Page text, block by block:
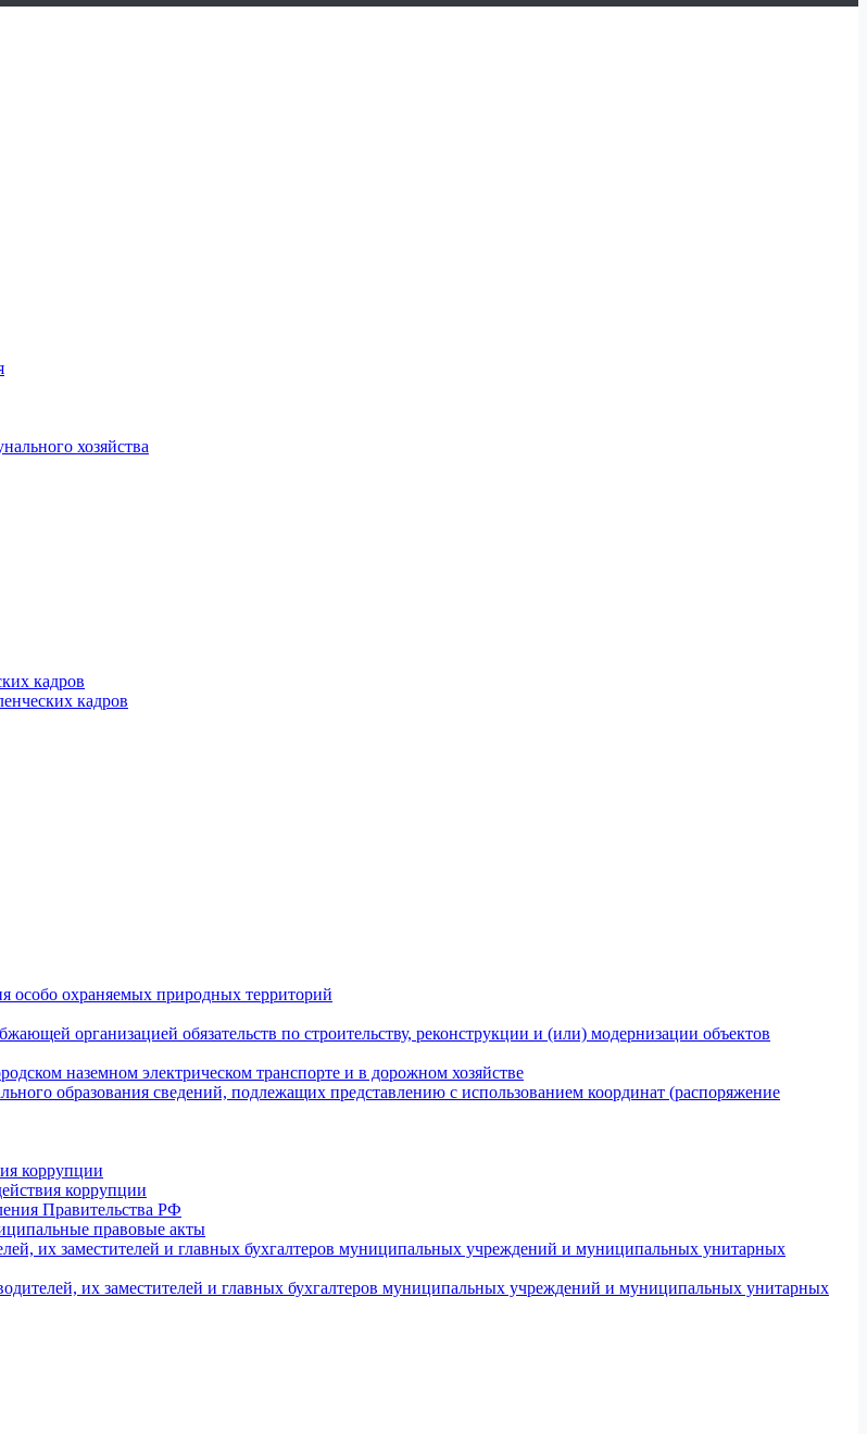
хозяйства
кадров
кадров
особо охраняемых природных территорий
организацией обязательств по строительству, реконструкции и (или) модернизации объектов
наземном электрическом транспорте и в дорожном хозяйстве
образования сведений, подлежащих представлению с использованием координат (распоряжение
коррупции
коррупции
Правительства РФ
правовые акты
их заместителей и главных бухгалтеров муниципальных учреждений и муниципальных унитарных
их заместителей и главных бухгалтеров муниципальных учреждений и муниципальных унитарных